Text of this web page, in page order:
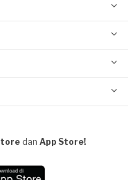
dan App Store!